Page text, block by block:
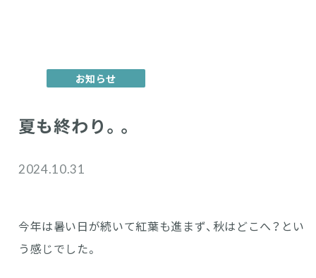
夏も終わり。。
2024.10.31
お知らせ
今年は暑い日が続いて紅葉も進まず、秋はどこへ？とい
う感じでした。